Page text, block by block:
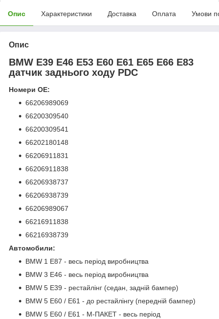
Опис Характеристики Доставка Оплата Умови
Опис
BMW E39 E46 E53 E60 E61 E65 E66 E83
датчик заднього ходу PDC
Номери OE:
66206989069
66200309540
66200309541
66202180148
66206911831
66206911838
66206938737
66206938739
66206989067
66216911838
66216938739
Автомобили:
BMW 1 E87 - весь період виробництва
BMW 3 E46 - весь період виробництва
BMW 5 E39 - рестайлінг (седан, задній бампер)
BMW 5 E60 / E61 - до рестайлінгу (передній бампер)
BMW 5 E60 / E61 - М-ПАКЕТ - весь період